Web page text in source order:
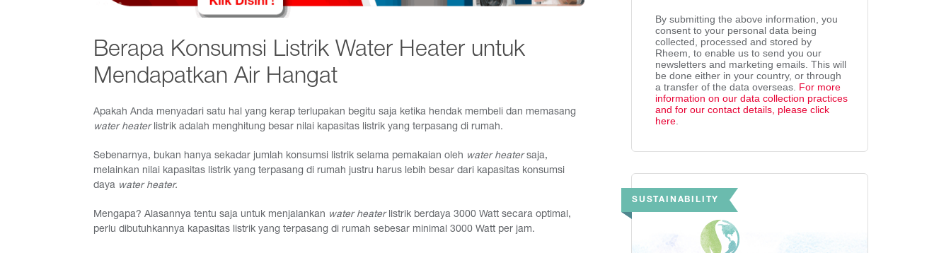
Berapa Konsumsi Listrik Water Heater untuk
Mendapatkan Air Hangat
Apakah Anda menyadari satu hal yang kerap terlupakan begitu saja ketika hendak membeli dan memasang
water heaterlistrik adalah menghitung besar nilai kapasitas listrik yang terpasang di rumah.
Sebenarnya, bukan hanya sekadar jumlah konsumsi listrik selama pemakaian oleh water heatersaja,
melainkan nilai kapasitas listrik yang terpasang di rumah justru harus lebih besar dari kapasitas konsumsi
daya water heater.
Mengapa? Alasannya tentu saja untuk menjalankan water heaterlistrik berdaya 3000 Watt secara optimal,
perlu dibutuhkannya kapasitas listrik yang terpasang di rumah sebesar minimal 3000 Watt per jam.
By submitting the above information, you
consent to your personal data being
collected, processed and stored by
Rheem, to enable us to send you our
newsletters and marketing emails. This will
be done either in your country, or through
a transfer of the data overseas. For more
information on our data collection practices
and for our contact details, please click
here
SUSTAINABILITY